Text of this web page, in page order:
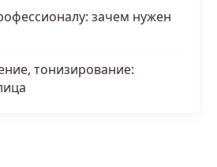
зачем нужен
тонизирование: